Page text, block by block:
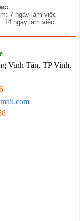
7 ngày làm việc
14 ngày làm việc
Vinh Tân, TP Vinh,